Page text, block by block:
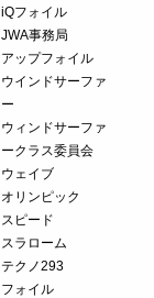
iQフォイル
JWA事務局
アップフォイル
ウインドサーファ
ー
ウィンドサーファ
ークラス委員会
ウェイブ
オリンピック
スピード
スラローム
テクノ293
フォイル